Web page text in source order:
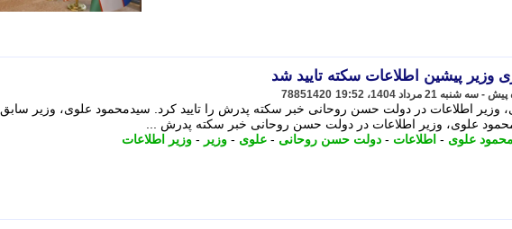
وزیر پیشین اطلاعات سکته تایید شد
78851420
وزیر اطلاعات در دولت حسن روحانی خبر سکته پدرش را تایید کرد. سیدمحمود علوی، وزیر سابق
علوی، وزیر اطلاعات در دولت حسن روحانی خبر سکته پدرش ...
محمود علوی - اطلاعات - دولت حسن روحانی - علوی - وزیر - وزیر اطلاعات